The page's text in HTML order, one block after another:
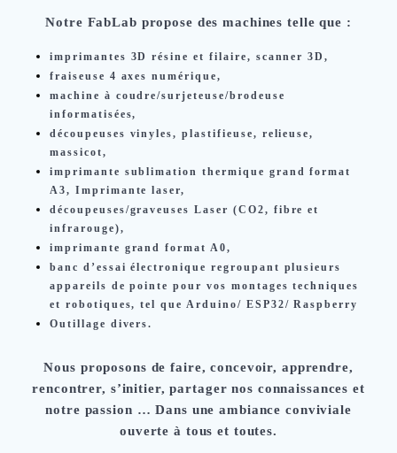
Notre FabLab propose des machines telle que :
imprimantes 3D résine et filaire, scanner 3D,
fraiseuse 4 axes numérique,
machine à coudre/surjeteuse/brodeuse
informatisées,
découpeuses vinyles, plastifieuse, relieuse,
massicot,
imprimante sublimation thermique grand format
A3, Imprimante laser,
découpeuses/graveuses Laser (CO2, fibre et
infrarouge),
imprimante grand format A0,
banc d’essai électronique regroupant plusieurs
appareils de pointe pour vos montages techniques
et robotiques, tel que Arduino/ ESP32/ Raspberry
Outillage divers.
Nous proposons de faire, concevoir, apprendre,
rencontrer, s’initier, partager nos connaissances et
notre passion … Dans une ambiance conviviale
ouverte à tous et toutes.